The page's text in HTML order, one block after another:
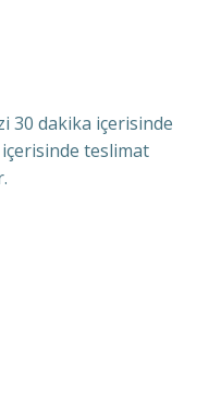
30 dakika içerisinde
teslimat